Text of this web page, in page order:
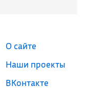
О сайте
Наши проекты
ВКонтакте